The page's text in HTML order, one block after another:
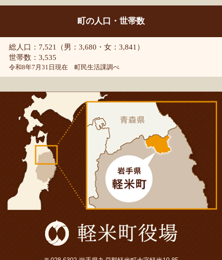
町の人口・世帯数
総人口：7,521（男：3,680・女：3,841）
世帯数：3,535
令和8年7月31日現在 町民生活課調べ